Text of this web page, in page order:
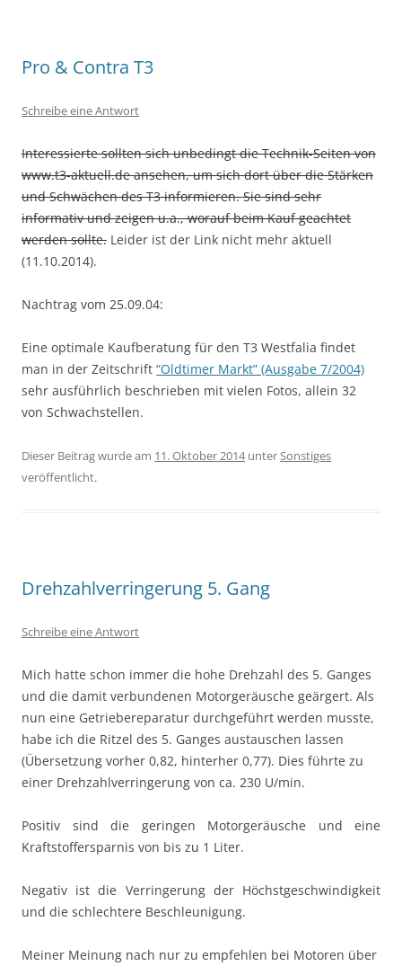
Pro & Contra T3
Schreibe eine Antwort
Interessierte sollten sich unbedingt die Technik-Seiten von
www.t3-aktuell.de ansehen, um sich dort über die Stärken
und Schwächen des T3 informieren. Sie sind sehr
informativ und zeigen u.a., worauf beim Kauf geachtet
werden sollte. Leider ist der Link nicht mehr aktuell
(11.10.2014).
Nachtrag vom 25.09.04:
Eine optimale Kaufberatung für den T3 Westfalia findet
man in der Zeitschrift “Oldtimer Markt” (Ausgabe 7/2004)
sehr ausführlich beschrieben mit vielen Fotos, allein 32
von Schwachstellen.
Dieser Beitrag wurde am 11. Oktober 2014unterSonstiges
veröffentlicht.
Drehzahlverringerung 5. Gang
Schreibe eine Antwort
Mich hatte schon immer die hohe Drehzahl des 5. Ganges
und die damit verbundenen Motorgeräusche geärgert. Als
nun eine Getriebereparatur durchgeführt werden musste,
habe ich die Ritzel des 5. Ganges austauschen lassen
(Übersetzung vorher 0,82, hinterher 0,77). Dies führte zu
einer Drehzahlverringerung von ca. 230 U/min.
Positiv sind die geringen Motorgeräusche und eine
Kraftstoffersparnis von bis zu 1 Liter.
Negativ ist die Verringerung der Höchstgeschwindigkeit
und die schlechtere Beschleunigung.
Meiner Meinung nach nur zu empfehlen bei Motoren über